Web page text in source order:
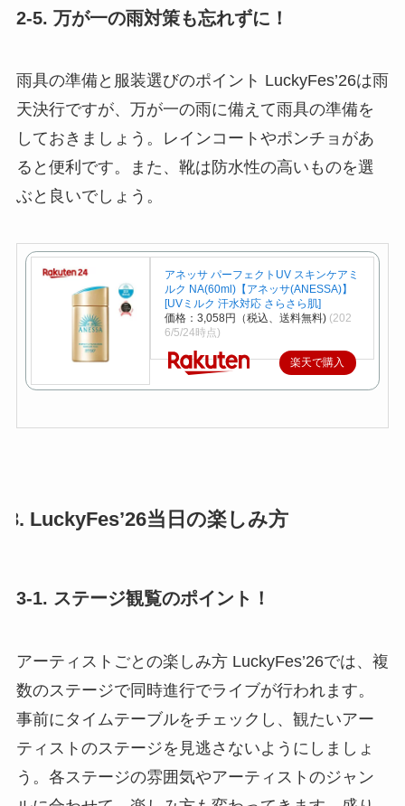
2-5. 万が一の雨対策も忘れずに！
雨具の準備と服装選びのポイント LuckyFes’26は雨
天決行ですが、万が一の雨に備えて雨具の準備を
しておきましょう。レインコートやポンチョがあ
ると便利です。また、靴は防水性の高いものを選
ぶと良いでしょう。
アネッサ パーフェクトUV スキンケアミ
ルク NA(60ml)【アネッサ(ANESSA)】
[UVミルク 汗水対応 さらさら肌]
価格：3,058円（税込、送料無料) (202
6/5/24時点)
楽天で購入
3. LuckyFes’26当日の楽しみ方
3-1. ステージ観覧のポイント！
アーティストごとの楽しみ方 LuckyFes’26では、複
数のステージで同時進行でライブが行われます。
事前にタイムテーブルをチェックし、観たいアー
ティストのステージを見逃さないようにしましょ
う。各ステージの雰囲気やアーティストのジャン